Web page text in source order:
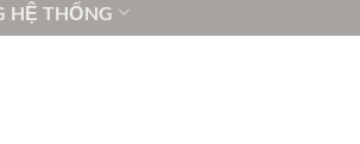
HỆ THỐNG